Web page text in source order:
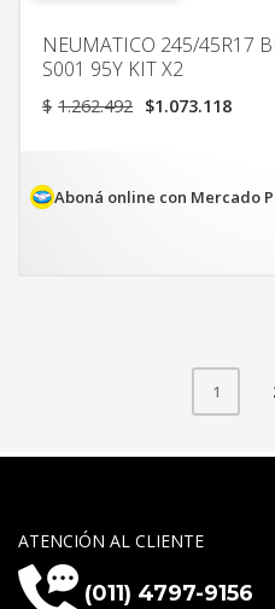
NEUMATICO 245/45R17
S001 95Y KIT X2
$ 1.262.492 El
$1.262.492.
$1.073.118El
Aboná online con Mercado
1
ATENCIÓN AL CLIENTE
(011) 4797-9156